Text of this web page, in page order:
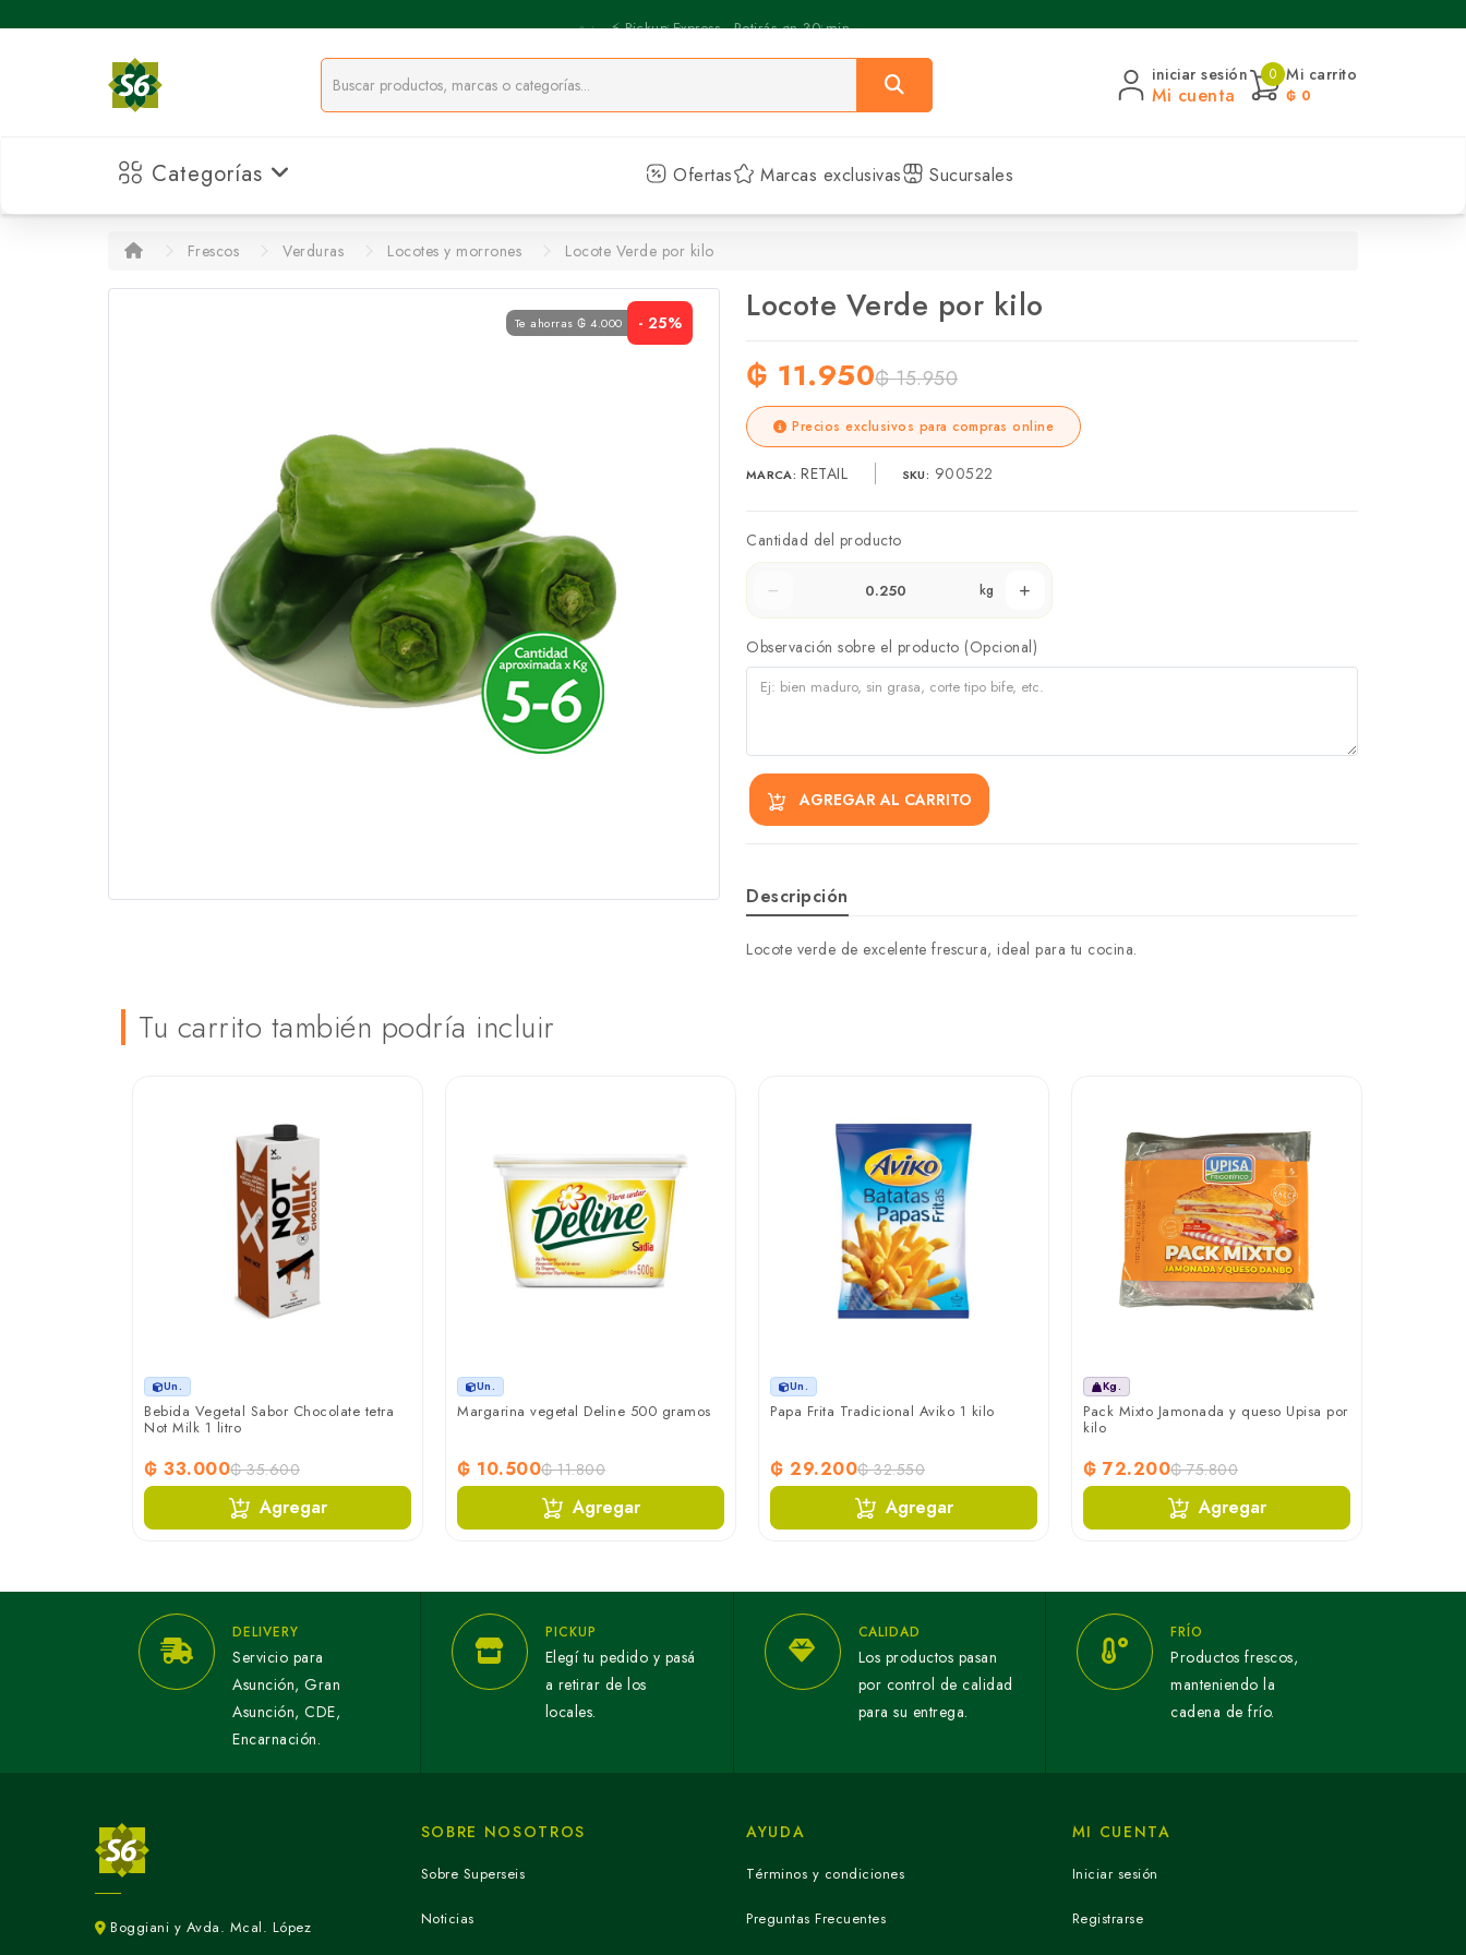
⚡️ Pickup Express - Retirás en 30 min.
iniciar sesión
Mi cuenta
0 Mi carrito
₲ 0
Categorías Ofertas Marcas exclusivas Sucursales
Frescos Verduras Locotes y morrones Locote Verde por kilo
Te ahorras ₲ 4.000 - 25% Locote Verde por kilo
₲ 11.950₲ 15.950
Precios exclusivos para compras online
MARCA: RETAIL SKU: 900522
Cantidad del producto
kg
Observación sobre el producto (Opcional)
AGREGAR AL CARRITO
Descripción
Locote verde de excelente frescura, ideal para tu cocina.
Tu carrito también podría incluir
Un.
Bebida Vegetal Sabor Chocolate tetra
Not Milk 1 litro
₲ 33.000₲ 35.600
Agregar
Un.
Margarina vegetal Deline 500 gramos
₲ 10.500₲ 11.800
Agregar
Un.
Papa Frita Tradicional Aviko 1 kilo
₲ 29.200₲ 32.550
Agregar
Kg.
Pack Mixto Jamonada y queso Upisa por
kilo
₲ 72.200₲ 75.800
Agregar
DELIVERY
Servicio para
Asunción, Gran
Asunción, CDE,
Encarnación.
PICKUP
Elegí tu pedido y pasá
a retirar de los
locales.
CALIDAD
Los productos pasan
por control de calidad
para su entrega.
FRÍO
Productos frescos,
manteniendo la
cadena de frío.
Boggiani y Avda. Mcal. López
SOBRE NOSOTROS
Sobre Superseis
Noticias
AYUDA
Términos y condiciones
Preguntas Frecuentes
MI CUENTA
Iniciar sesión
Registrarse